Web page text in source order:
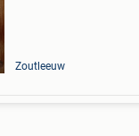
Zoutleeuw